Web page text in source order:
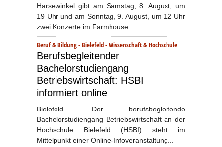
Harsewinkel gibt am Samstag, 8. August, um
19 Uhr und am Sonntag, 9. August, um 12 Uhr
zwei Konzerte im Farmhouse...
Beruf & Bildung-Bielefeld-Wissenschaft & Hochschule
Berufsbegleitender
Bachelorstudiengang
Betriebswirtschaft: HSBI
informiert online
Bielefeld. Der berufsbegleitende
Bachelorstudiengang Betriebswirtschaft an der
Hochschule Bielefeld (HSBI) steht im
Mittelpunkt einer Online-Infoveranstaltung...